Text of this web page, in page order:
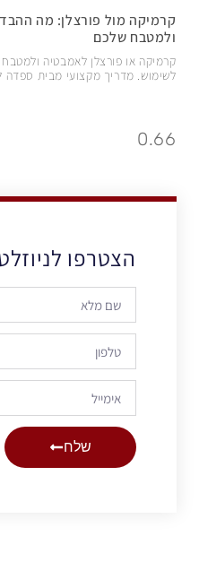
קרמיקה מול פורצלן: מה
ולמטבח שלכם
קרמיקה או פורצלן לאמבטיה
לשימוש. מדריך מקצועי מבית ספדה
הצטרפו
שלח